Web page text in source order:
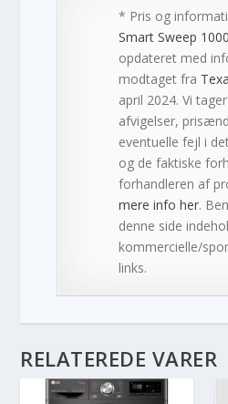
* Pris og
Smart Sweep
opdateret med
modtaget fra
april 2024. Vi
afvigelser,
eventuelle fejl i
og de faktiske
forhandleren af
mere info her.
denne side
kommercielle/
links.
RELATEREDE VARER